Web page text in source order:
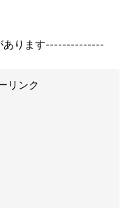
あります--------------
リンク